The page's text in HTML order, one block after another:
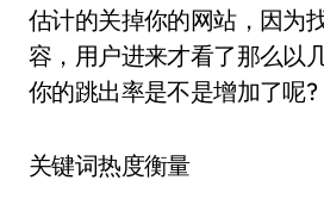
估计的关掉你的网站，因为
容，用户进来才看了那么以
你的跳出率是不是增加了呢?
关键词热度衡量